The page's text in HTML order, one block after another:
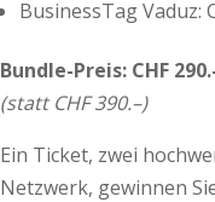
BusinessTag Vaduz:
Bundle-Preis: CHF
(statt CHF 390.–)
Ein Ticket, zwei
Netzwerk, gewinnen